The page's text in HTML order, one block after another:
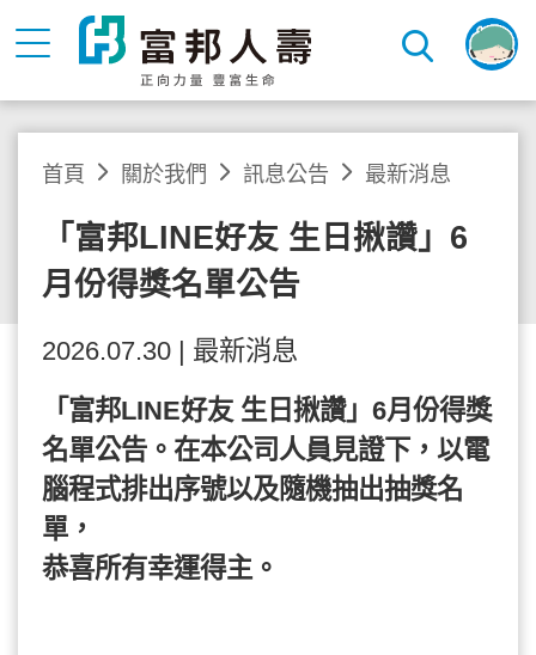
首頁 關於我們 訊息公告 最新消息
「富邦LINE好友 生日揪讚」6
月份得獎名單公告
2026.07.30 | 最新消息
「富邦LINE好友 生日揪讚」 6月份得獎
名單公告。在本公司人員見證下，以電
腦程式排出序號以及隨機抽出抽獎名
單，
恭喜所有幸運得主。